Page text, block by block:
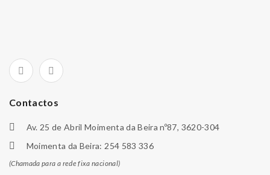
Contactos
Av. 25 de Abril Moimenta da Beira nº87, 3620-304
Moimenta da Beira: 254 583 336
(Chamada para a rede fixa nacional)